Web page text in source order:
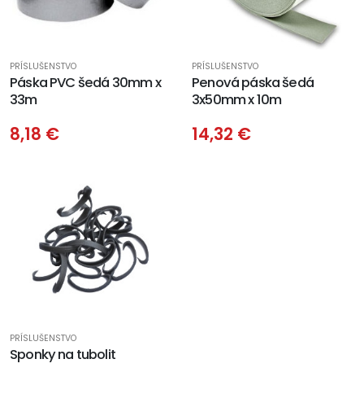
PRÍSLUŠENSTVO
Páska PVC šedá 30mm x
33m
8,18 €
PRÍSLUŠENSTVO
Penová páska šedá
3x50mm x 10m
14,32 €
PRÍSLUŠENSTVO
Sponky na tubolit